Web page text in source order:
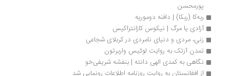
پورمحسن
ربه‌کا (ربکا) | دافنه دوموریه
آزادی یا مرگ | نیکوس کازانتزاکیس
زنی، مردی و دنیای نامردی در کربلای شجاعی
تمدن آزتک به روایت لوئیس واربرتون
نگاهی به کمدی الهی دانته | بنفشه شریفی‌خو
از افغانستان به روایت روزنامه اطلاعات رونمایی شد